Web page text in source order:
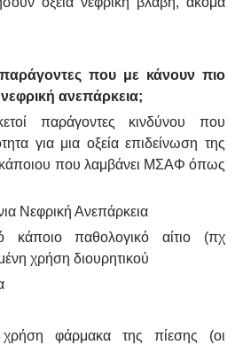
που με κάνουν πιο
ανεπάρκεια;
παράγοντες κινδύνου που
για μια οξεία επιδείνωση της
κάποιου που λαμβάνει ΜΣΑΦ όπως
Νεφρική Ανεπάρκεια
παθολογικό αίτιο (πχ
χρήση διουρητικού
φάρμακα της πίεσης (οι